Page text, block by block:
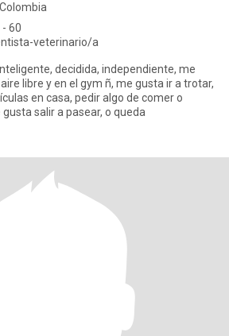
60
veterinario/a
decidida, independiente, me
libre y en el gym ñ, me gusta ir a trotar,
en casa, pedir algo de comer o
salir a pasear, o queda